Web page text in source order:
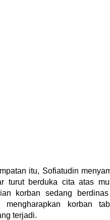
itu, Sofiatudin
turut berduka cita atas
korban sedang
mengharapkan korban
terjadi.